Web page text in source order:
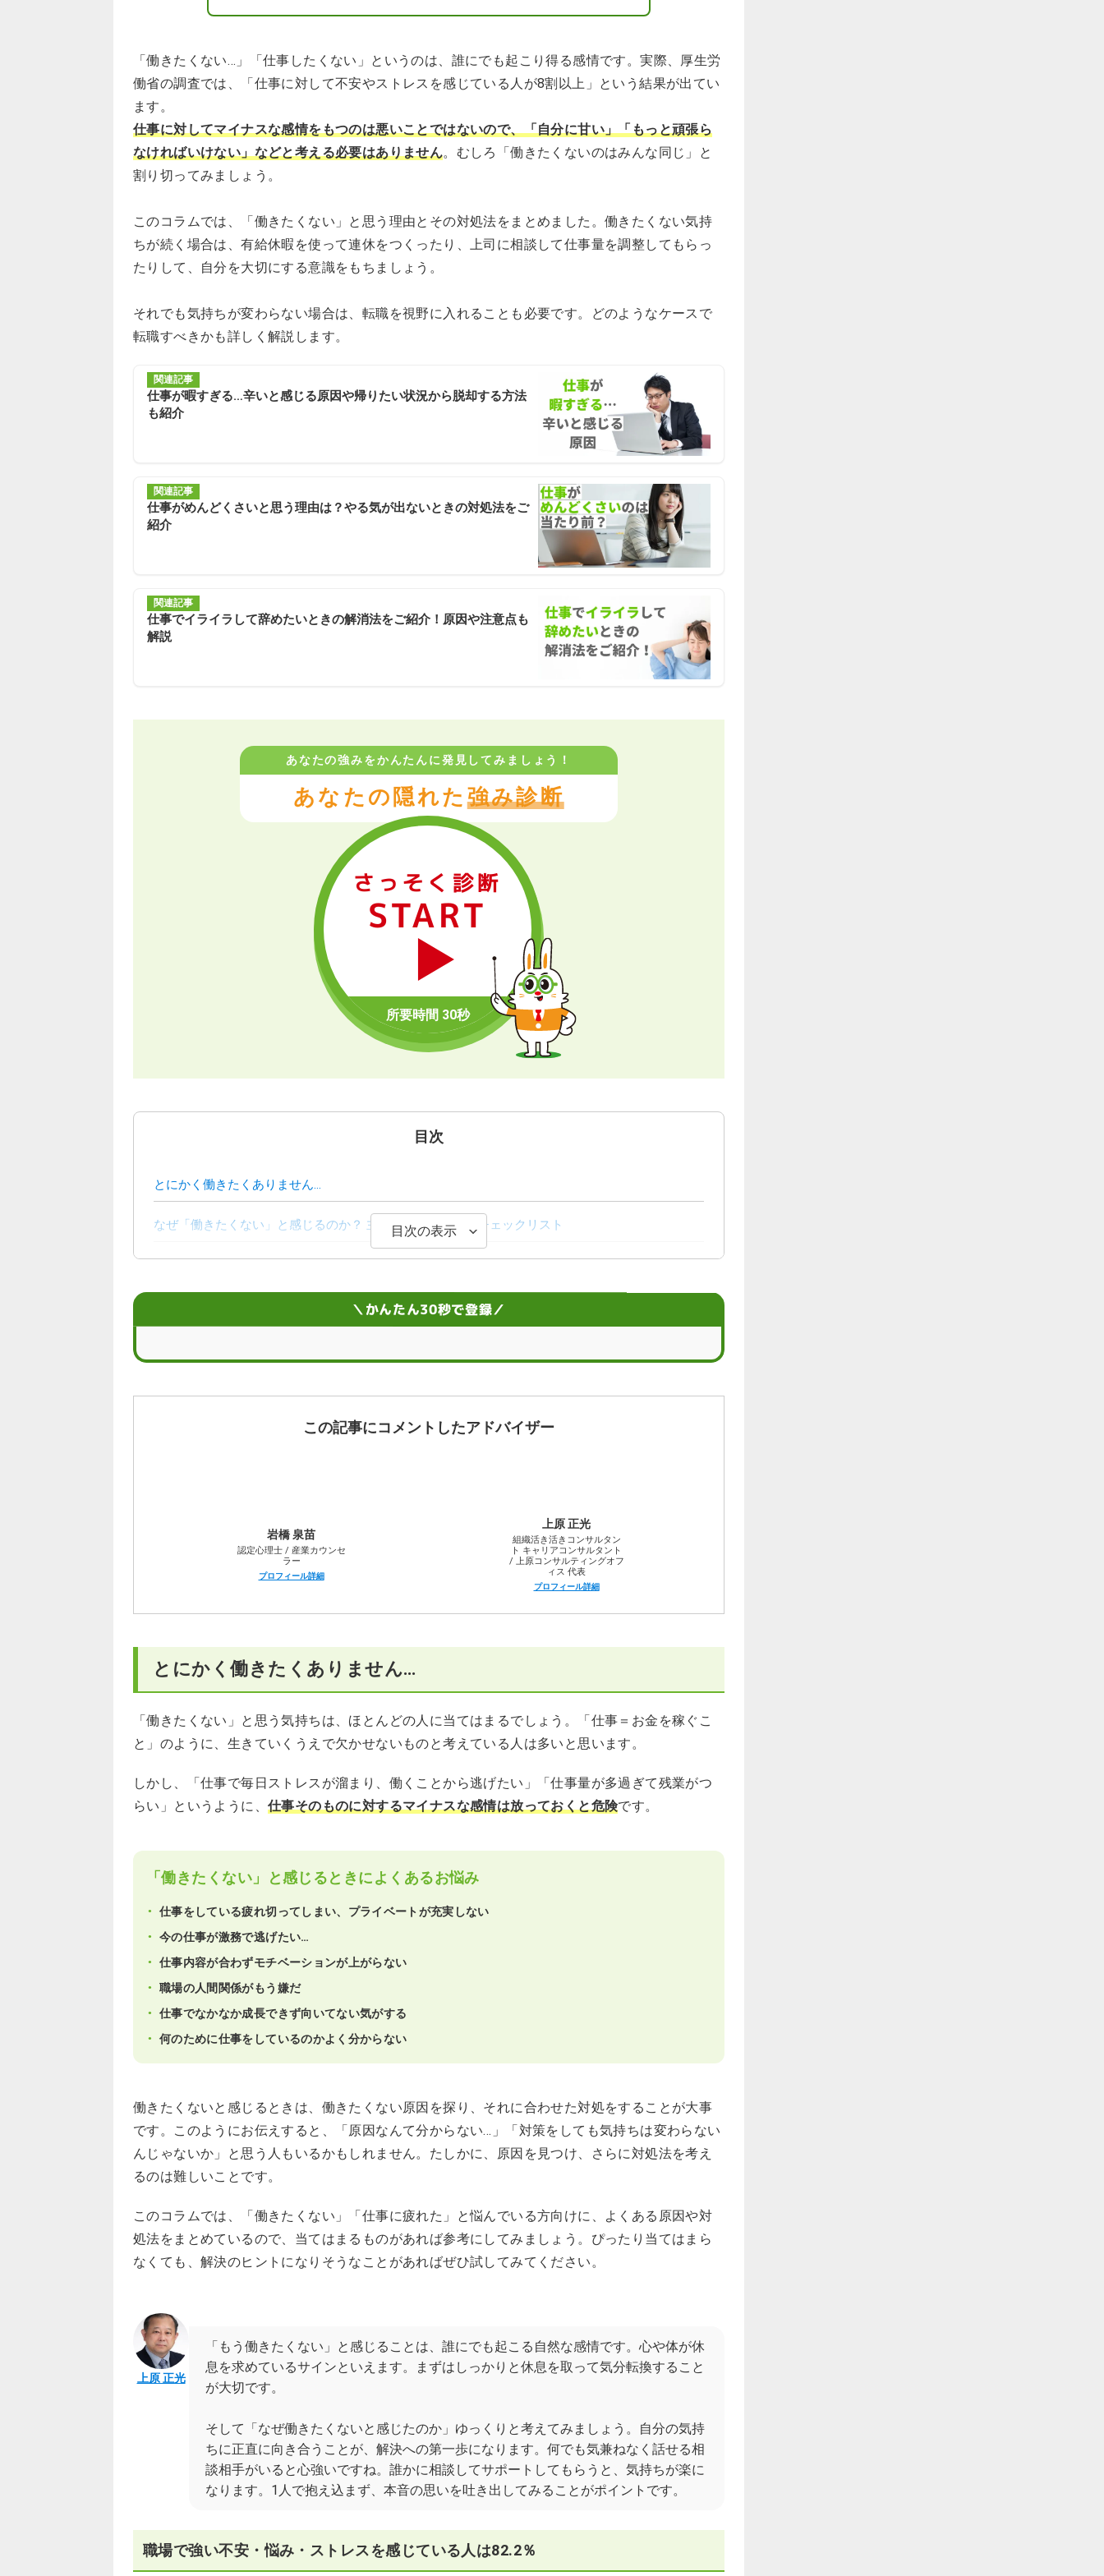
「働きたくない…」「仕事したくない」というのは、誰にでも起こり得る感情です。実際、厚生労
働省の調査では、「仕事に対して不安やストレスを感じている人が8割以上」という結果が出てい
ます。
仕事に対してマイナスな感情をもつのは悪いことではないので、「自分に甘い」「もっと頑張ら
なければいけない」などと考える必要はありません。むしろ「働きたくないのはみんな同じ」と
割り切ってみましょう。
このコラムでは、「働きたくない」と思う理由とその対処法をまとめました。働きたくない気持
ちが続く場合は、有給休暇を使って連休をつくったり、上司に相談して仕事量を調整してもらっ
たりして、自分を大切にする意識をもちましょう。
それでも気持ちが変わらない場合は、転職を視野に入れることも必要です。どのようなケースで
転職すべきかも詳しく解説します。
関連記事
仕事が暇すぎる…辛いと感じる原因や帰りたい状況から脱却する方法
も紹介
関連記事
仕事がめんどくさいと思う理由は？やる気が出ないときの対処法をご
紹介
関連記事
仕事でイライラして辞めたいときの解消法をご紹介！原因や注意点も
解説
あなたの強みをかんたんに発見してみましょう！
あなたの隠れた強み診断
さっそく診断
START
目次
とにかく働きたくありません…
なぜ「働きたくない」と感じるのか？ 主な原因とタイプ別チェックリスト
それでも働きたくない状況から抜け出せない人のための選択肢と注意点
働きたくない状態から抜け出せない方へ！仕事を辞める？辞めない？
目次の表示
＼かんたん30秒で登録／
この記事にコメントしたアドバイザー
岩橋 泉苗
認定心理士 / 産業カウンセ
ラー
プロフィール詳細
上原 正光
組織活き活きコンサルタン
ト キャリアコンサルタント
/ 上原コンサルティングオフ
ィス 代表
プロフィール詳細
とにかく働きたくありません…
「働きたくない」と思う気持ちは、ほとんどの人に当てはまるでしょう。「仕事＝お金を稼ぐこ
と」のように、生きていくうえで欠かせないものと考えている人は多いと思います。
しかし、「仕事で毎日ストレスが溜まり、働くことから逃げたい」「仕事量が多過ぎて残業がつ
らい」というように、 仕事そのものに対するマイナスな感情は放っておくと危険です。
「働きたくない」と感じるときによくあるお悩み
仕事をしている疲れ切ってしまい、プライベートが充実しない
今の仕事が激務で逃げたい…
仕事内容が合わずモチベーションが上がらない
職場の人間関係がもう嫌だ
仕事でなかなか成長できず向いてない気がする
何のために仕事をしているのかよく分からない
働きたくないと感じるときは、働きたくない原因を探り、それに合わせた対処をすることが大事
です。このようにお伝えすると、「原因なんて分からない…」「対策をしても気持ちは変わらない
んじゃないか」と思う人もいるかもしれません。たしかに、原因を見つけ、さらに対処法を考え
るのは難しいことです。
このコラムでは、「働きたくない」「仕事に疲れた」と悩んでいる方向けに、よくある原因や対
処法をまとめているので、当てはまるものがあれば参考にしてみましょう。ぴったり当てはまら
なくても、解決のヒントになりそうなことがあればぜひ試してみてください。
上原 正光
「もう働きたくない」と感じることは、誰にでも起こる自然な感情です。心や体が休
息を求めているサインといえます。まずはしっかりと休息を取って気分転換すること
が大切です。
そして「なぜ働きたくないと感じたのか」ゆっくりと考えてみましょう。自分の気持
ちに正直に向き合うことが、解決への第一歩になります。何でも気兼ねなく話せる相
談相手がいると心強いですね。誰かに相談してサポートしてもらうと、気持ちが楽に
なります。1人で抱え込まず、本音の思いを吐き出してみることがポイントです。
職場で強い不安・悩み・ストレスを感じている人は82.2％